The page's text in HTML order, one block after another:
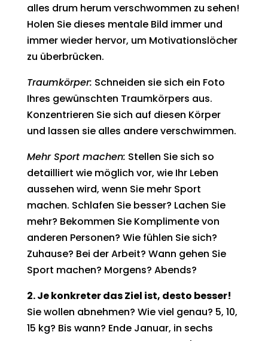
alles drum herum verschwommen zu sehen!
Holen Sie dieses mentale Bild immer und
immer wieder hervor, um Motivationslöcher
zu überbrücken.
Traumkörper: Schneiden sie sich ein Foto
Ihres gewünschten Traumkörpers aus.
Konzentrieren Sie sich auf diesen Körper
und lassen sie alles andere verschwimmen.
Mehr Sport machen: Stellen Sie sich so
detailliert wie möglich vor, wie Ihr Leben
aussehen wird, wenn Sie mehr Sport
machen. Schlafen Sie besser? Lachen Sie
mehr? Bekommen Sie Komplimente von
anderen Personen? Wie fühlen Sie sich?
Zuhause? Bei der Arbeit? Wann gehen Sie
Sport machen? Morgens? Abends?
2. Je konkreter das Ziel ist, desto besser!
Sie wollen abnehmen? Wie viel genau? 5, 10,
15 kg? Bis wann? Ende Januar, in sechs